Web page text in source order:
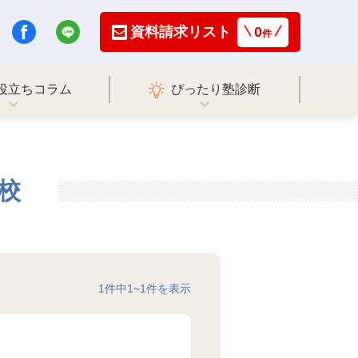
資料請求リスト 0件
立ちコラム ぴったり塾診断
1件中1~1件を表示